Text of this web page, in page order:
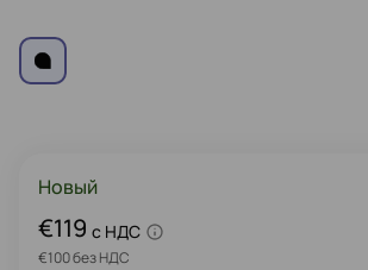
Новый
€119 c НДС
€100 без НДС